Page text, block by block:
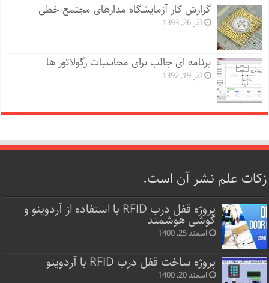
گزارش کار آزمایشگاه مدارهای مجتمع خطی
آذر 26, 1393
برنامه ای جالب برای محاسبات رگولاتور ها
آذر 19, 1392
زکات علم نشر آن است.
پروژه قفل‌ درب RFID با استفاده از آردوینو و
گوشی هوشمند
اسفند 25, 1400
پروژه ساخت قفل‌ درب RFID با آردوینو
اسفند 20, 1400